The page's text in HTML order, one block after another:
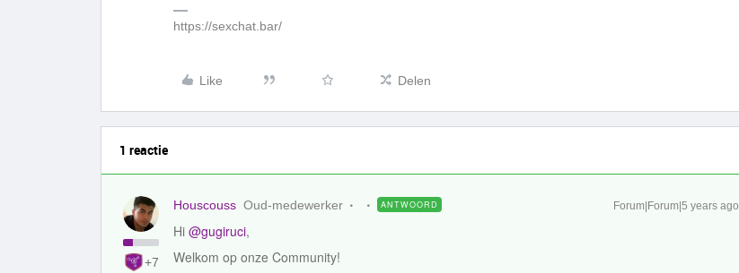
https://sexchat.bar/
Like Delen
1 reactie
+7
Houscouss Oud-medewerker ANTWOORD Forum|Forum|5 years ago
Hi @gugiruci,
Welkom op onze Community!